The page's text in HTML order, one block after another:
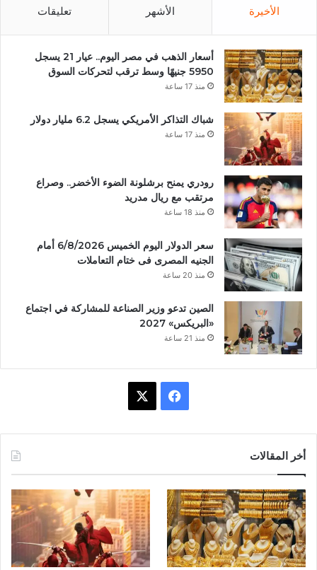
الأخيرة الأشهر تعليقات
أسعار الذهب في مصر اليوم.. عيار 21 يسجل
5950 جنيهًا وسط ترقب لتحركات السوق
منذ 17 ساعة
شباك التذاكر الأمريكي يسجل 6.2 مليار دولار
منذ 17 ساعة
رودري يمنح برشلونة الضوء الأخضر.. وصراع
مرتقب مع ريال مدريد
منذ 18 ساعة
سعر الدولار اليوم الخميس 6/8/2026 أمام
الجنيه المصرى فى ختام التعاملات
منذ 20 ساعة
الصين تدعو وزير الصناعة للمشاركة في اجتماع
«البريكس» 2027
منذ 21 ساعة
و
ك
أخر المقالات